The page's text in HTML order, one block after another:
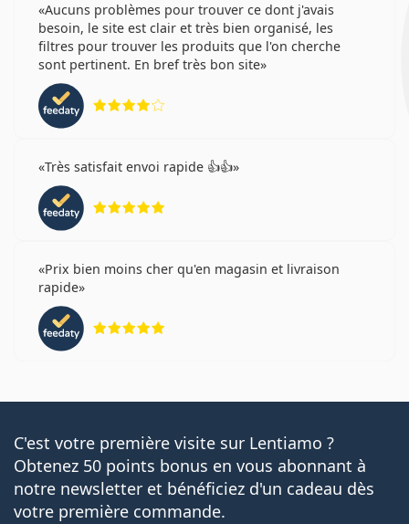
Aucuns problèmes pour trouver ce dont j'avais
besoin, le site est clair et très bien organisé, les
filtres pour trouver les produits que l'on cherche
sont pertinent. En bref très bon site
Très satisfait envoi rapide 👍👍
Prix bien moins cher qu'en magasin et livraison
rapide
C'est votre première visite sur Lentiamo ?
Obtenez 50 points bonus en vous abonnant à
notre newsletter et bénéficiez d'un cadeau dès
votre première commande.